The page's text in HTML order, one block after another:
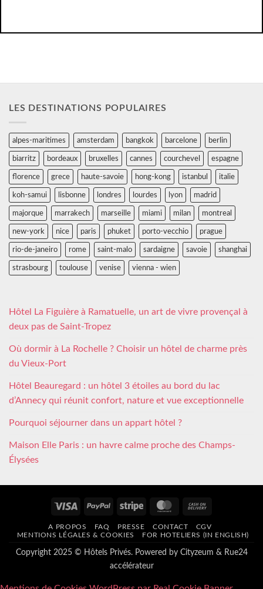
LES DESTINATIONS POPULAIRES
alpes-maritimes amsterdam bangkok barcelone berlin
biarritz bordeaux bruxelles cannes courchevel espagne
florence grece haute-savoie hong-kong istanbul italie
koh-samui lisbonne londres lourdes lyon madrid
majorque marrakech marseille miami milan montreal
new-york nice paris phuket porto-vecchio prague
rio-de-janeiro rome saint-malo sardaigne savoie shanghai
strasbourg toulouse venise vienna - wien
Hôtel La Figuière à Ramatuelle, un art de vivre provençal à
deux pas de Saint-Tropez
Où dormir à La Rochelle ? Choisir un hôtel de charme près
du Vieux-Port
Hôtel Beauregard : un hôtel 3 étoiles au bord du lac
d’Annecy qui réunit confort, nature et vue exceptionnelle
Pourquoi séjourner dans un appart hôtel ?
Maison Elle Paris : un havre calme proche des Champs-
Élysées
Visa PayPal Stripe MasterCard
Delivery
A PROPOS FAQ PRESSE CONTACT
CGV
MENTIONS LÉGALES & COOKIES
FOR HOTELIERS (IN ENGLISH)
Copyright 2025 © Hôtels Privés. Powered by Cityzeum & Rue24
accélérateur